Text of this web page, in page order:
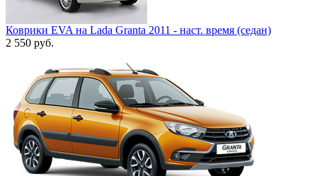
Коврики EVA на Lada Granta 2011 - наст. время (седан)
2 550 руб.